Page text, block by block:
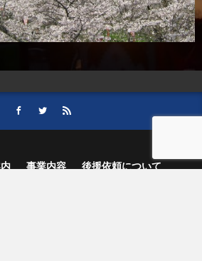
事業内容
後援依頼について